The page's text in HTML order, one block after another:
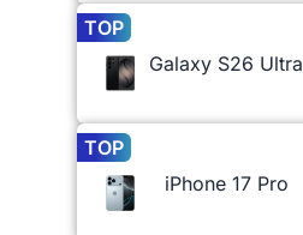
TOP
Galaxy S26 Ultra
TOP
iPhone 17 Pro